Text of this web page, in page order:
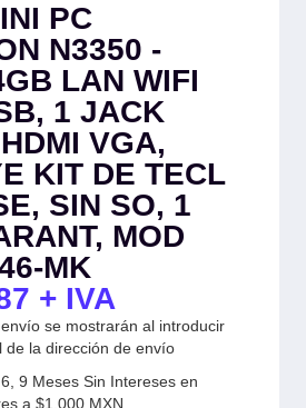
PC
N3350 -
LAN WIFI
1 JACK
VGA,
KIT DE TECL
SIN SO, 1
MOD
MK
+ IVA
se mostrarán al introducir
de la dirección de envío
9 Meses Sin Intereses en
a $1,000 MXN